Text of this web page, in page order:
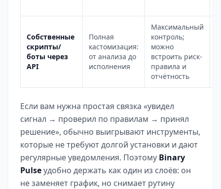
Собственные
скрипты/
боты через
API
Полная
кастомизация:
от анализа до
исполнения
Максимальный
контроль;
можно
встроить риск-
правила и
отчётность
Если вам нужна простая связка «увидел
сигнал → проверил по правилам → принял
решение», обычно выигрывают инструменты,
которые не требуют долгой установки и дают
регулярные уведомления. Поэтому Binary
Pulseудобно держать как один из слоёв: он
не заменяет график, но снимает рутину